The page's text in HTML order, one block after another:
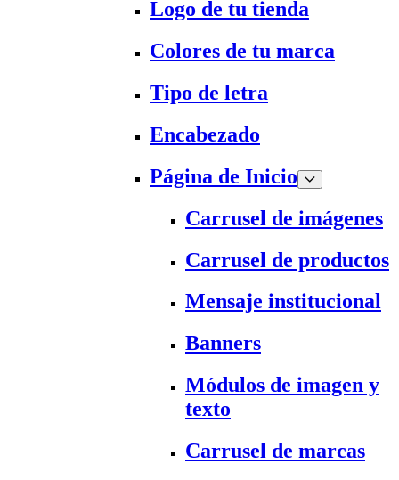
Logo de tu tienda
Colores de tu marca
Tipo de letra
Encabezado
Página de Inicio
Carrusel de imágenes
Carrusel de productos
Mensaje institucional
Banners
Módulos de imagen y
texto
Carrusel de marcas